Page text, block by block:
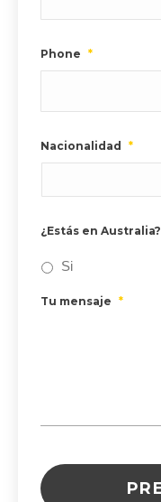
Phone *
Nacionalidad *
¿Estás en Australia?
Si
Tu mensaje *